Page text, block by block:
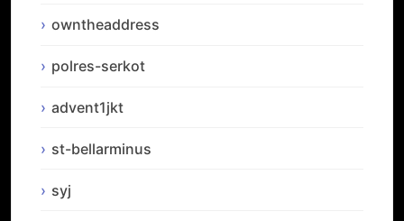
owntheaddress
polres-serkot
advent1jkt
st-bellarminus
syj